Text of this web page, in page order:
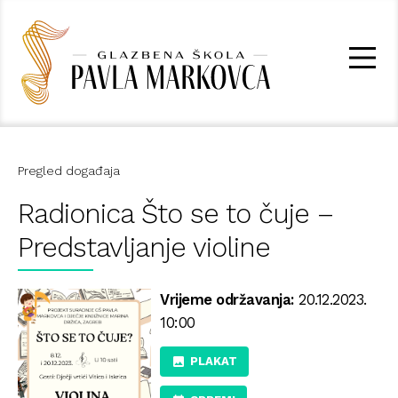
Pregled događaja
Radionica Što se to čuje –
Predstavljanje violine
Vrijeme održavanja:20.12.2023.
10:00
PLAKAT